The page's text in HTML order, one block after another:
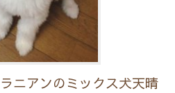
ニアンのミックス犬天晴